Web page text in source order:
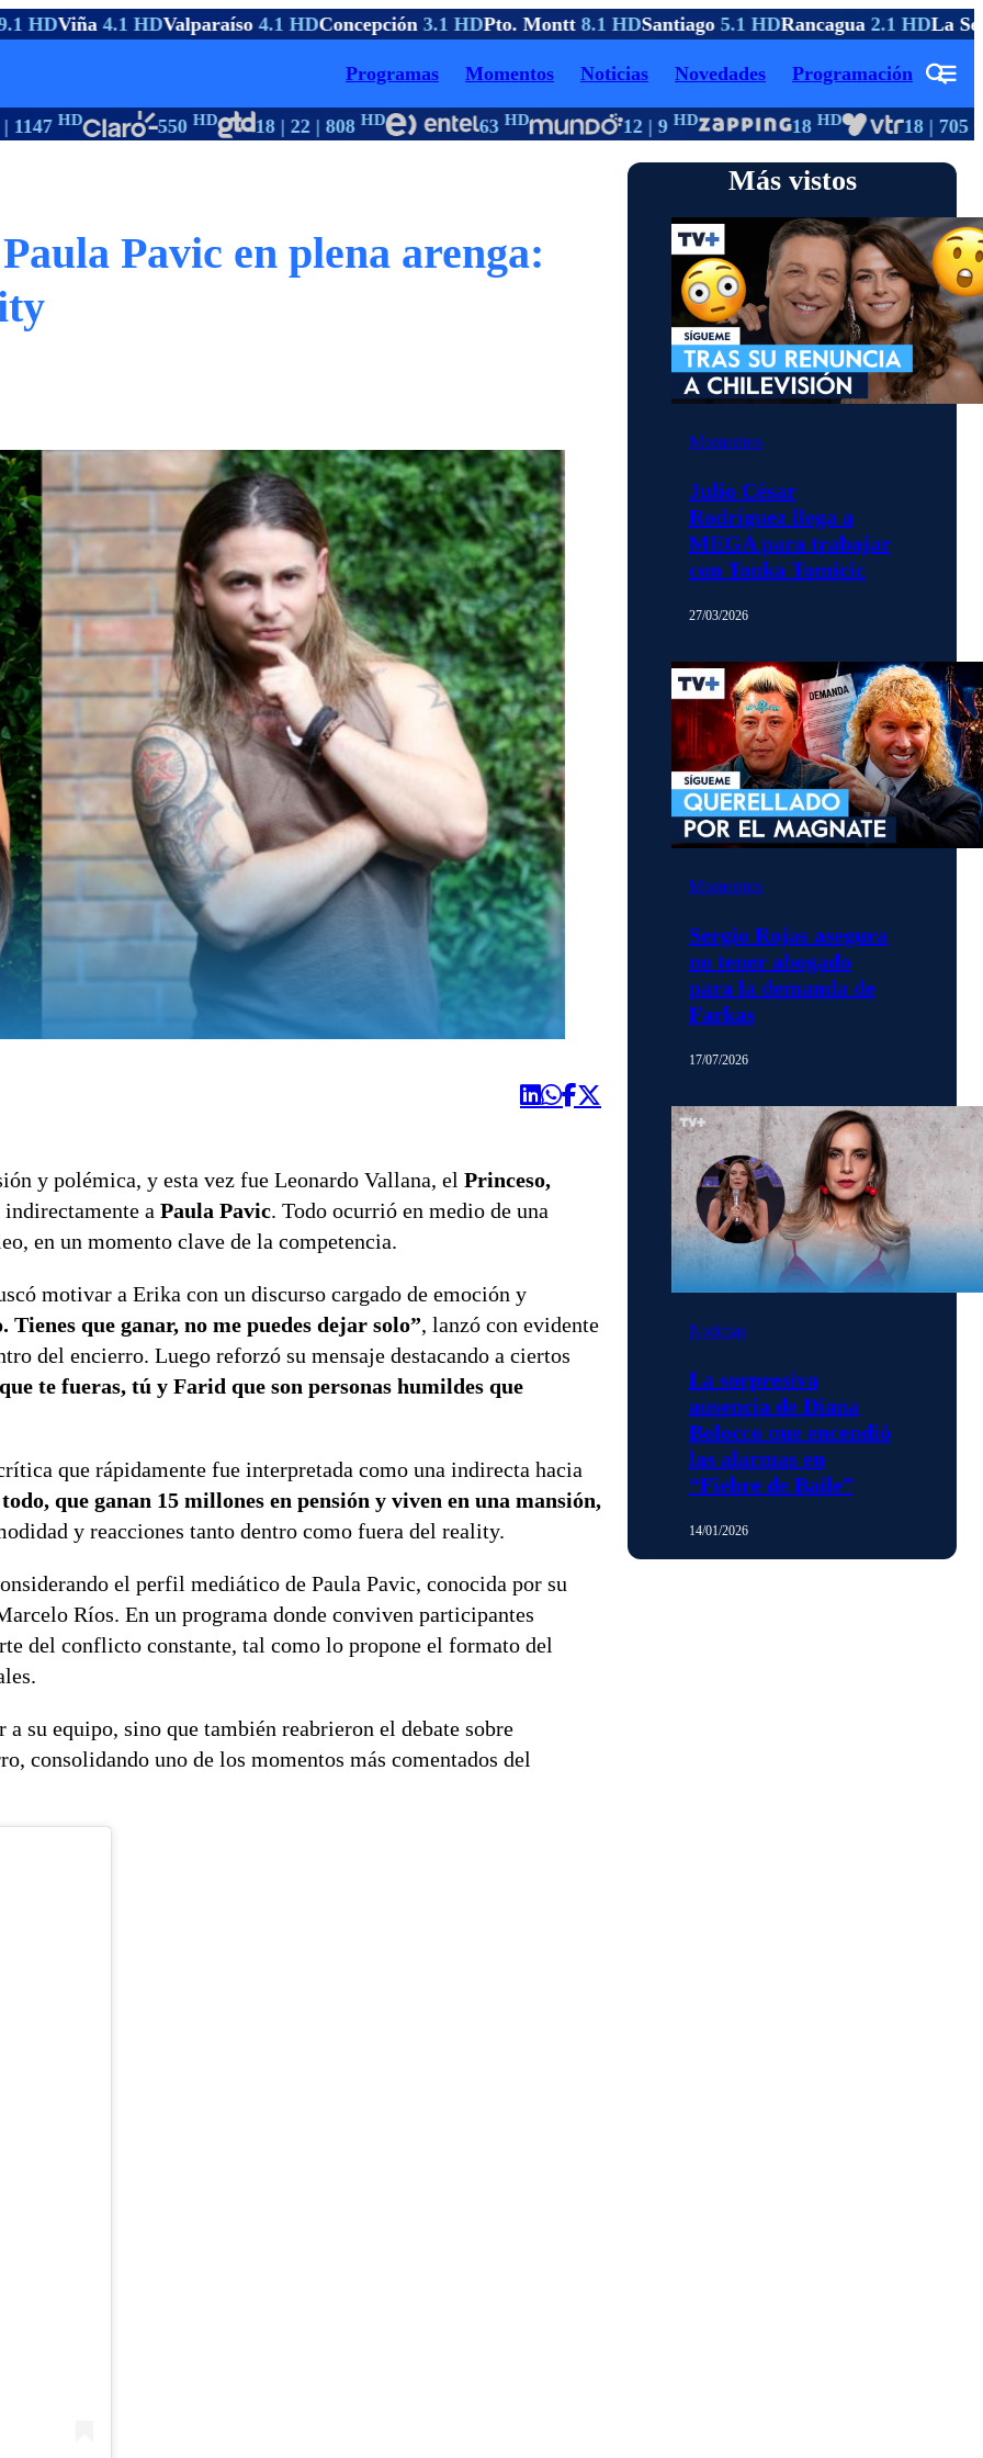
HDViña4.1 HDValparaíso4.1 HDConcepción3.1 HDPto. Montt8.1 HDSantiago5.1 HDRancagua2.1 HDLa
Programas Momentos Noticias Novedades Programación
HD 550HD 18 | 22 | 808HD 63HD 12 | 9 HD 18HD 18 | 705HD
Pavic en plena arenga:
y polémica, y esta vez fue Leonardo Vallana, el Princeso,
a Paula Pavic. Todo ocurrió en medio de una
en un momento clave de la competencia.
motivar a Erika con un discurso cargado de emoción y
Tienes que ganar, no me puedes dejar solo”, lanzó con evidente
del encierro. Luego reforzó su mensaje destacando a ciertos
te fueras, tú y Farid que son personas humildes que
que rápidamente fue interpretada como una indirecta hacia
que ganan 15 millones en pensión y viven en una mansión,
y reacciones tanto dentro como fuera del reality.
el perfil mediático de Paula Pavic, conocida por su
Ríos. En un programa donde conviven participantes
del conflicto constante, tal como lo propone el formato del
a su equipo, sino que también reabrieron el debate sobre
consolidando uno de los momentos más comentados del
Más vistos
Momentos
Julio César
Rodríguez llega a
MEGA para trabajar
con Tonka Tomicic
27/03/2026
Momentos
Sergio Rojas asegura
no tener abogado
para la demanda de
Farkas
17/07/2026
Noticias
La sorpresiva
ausencia de Diana
Bolocco que encendió
las alarmas en
“Fiebre de Baile”
14/01/2026